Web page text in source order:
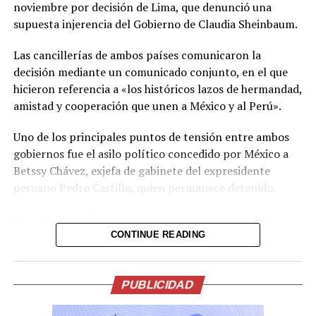
prevención necesarias para reducir los efectos de este
fenómeno atmosférico, especialmente entre las
personas con mayor riesgo de complicaciones de salud.
Comparte esto:
Facebook X
Me gusta esto:
noviembre por decisión de Lima, que denunció una
supuesta injerencia del Gobierno de Claudia Sheinbaum.
Las cancillerías de ambos países comunicaron la
decisión mediante un comunicado conjunto, en el que
hicieron referencia a «los históricos lazos de hermandad,
amistad y cooperación que unen a México y al Perú».
Uno de los principales puntos de tensión entre ambos
gobiernos fue el asilo político concedido por México a
Betssy Chávez, exjefa de gabinete del expresidente
peruano Pedro Castillo, quien permanece detenido.
informó durante su conferencia diaria que Chávez había
condición de su Gobierno para avanzar en el
restablecimiento de las relaciones diplomáticas.
CONTINUE READING
PUBLICIDAD